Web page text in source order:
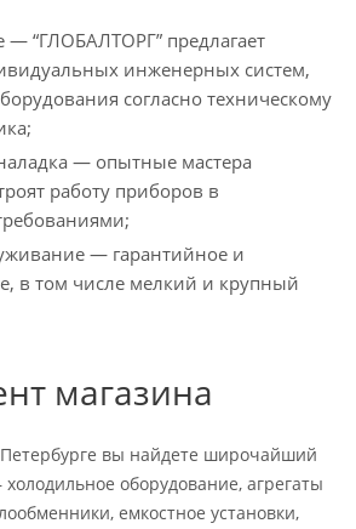
— “ГЛОБАЛТОРГ” предлагает
инженерных систем,
согласно техническому
— опытные мастера
работу приборов в
— гарантийное и
в том числе мелкий и крупный
магазина
вы найдете широчайший
оборудование, агрегаты
емкостное установки,